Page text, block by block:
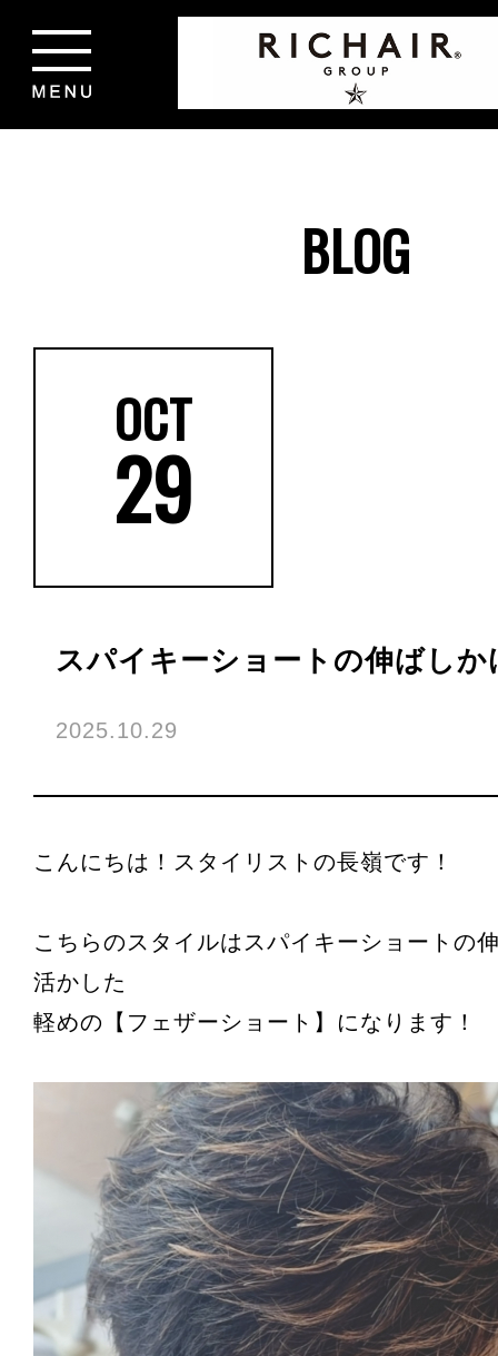
BLOG
OCT
29
スパイキーショートの伸ばしか
2025.10.29
こんにちは！スタイリストの長嶺です！
こちらのスタイルはスパイキーショートの
活かした
軽めの【フェザーショート】になります！